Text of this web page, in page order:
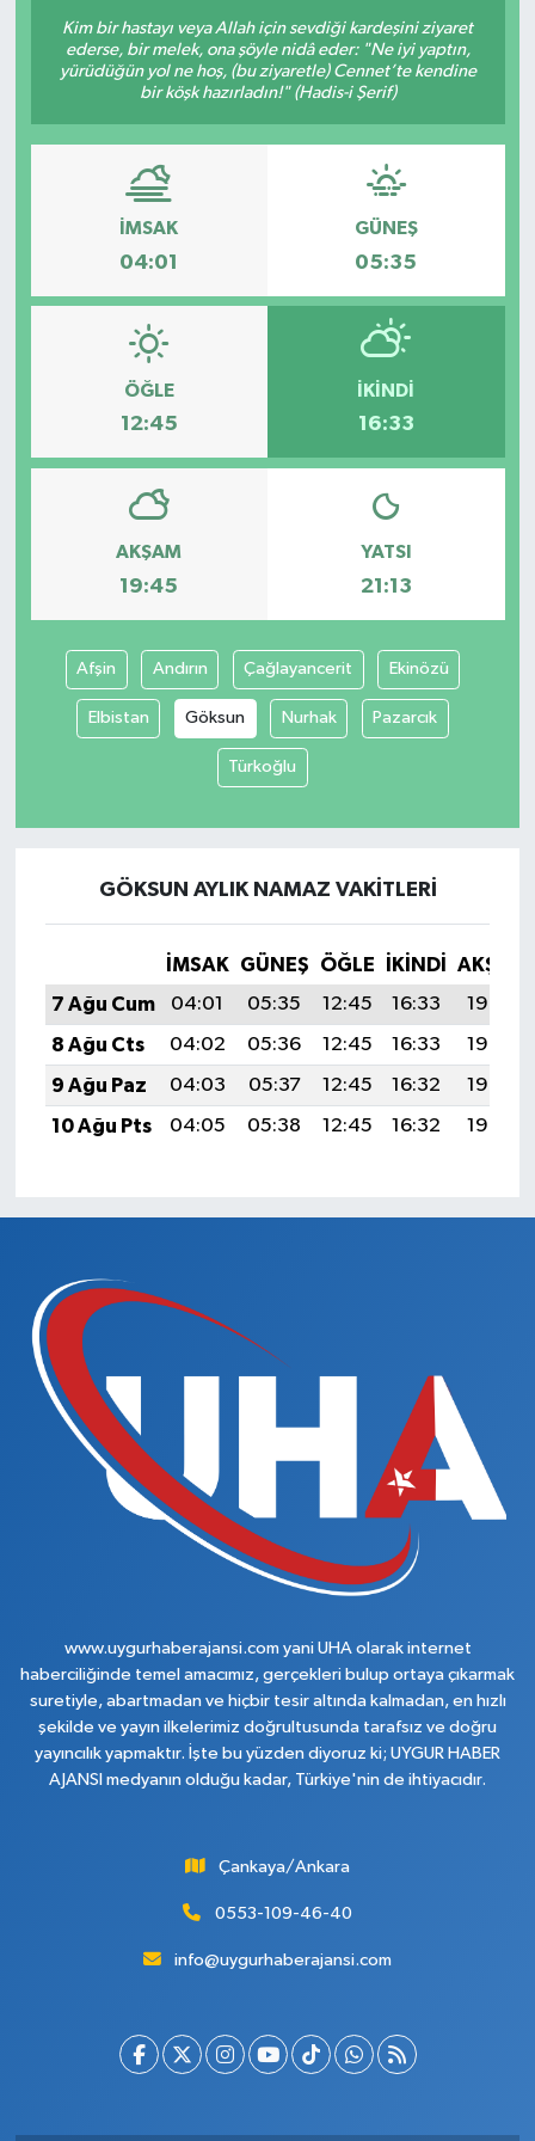
Kim bir hastayı veya Allah için sevdiği kardeşini ziyaret
ederse, bir melek, ona şöyle nidâ eder: "Ne iyi yaptın,
yürüdüğün yol ne hoş, (bu ziyaretle) Cennet’te kendine
bir köşk hazırladın!" (Hadis-i Şerif)
İMSAK
04:01
GÜNEŞ
05:35
ÖĞLE
12:45
İKINDI
16:33
AKŞAM
19:45
YATSI
21:13
Afşin Andırın Çağlayancerit Ekinözü
Elbistan Göksun Nurhak Pazarcık
Türkoğlu
GÖKSUN AYLIK NAMAZ VAKITLERI
İMSAK GÜNEŞ ÖĞLE İKINDI
AKŞAM
7 Ağu Cum
04:01 05:35 12:45 16:33
19:45
8 Ağu Cts
04:02 05:36 12:45 16:33
19:44
9 Ağu Paz
04:03 05:37 12:45 16:32
19:43
10 Ağu Pts
04:05 05:38 12:45 16:32 19:42
www.uygurhaberajansi.com yani UHA olarak internet
haberciliğinde temel amacımız, gerçekleri bulup ortaya çıkarmak
suretiyle, abartmadan ve hiçbir tesir altında kalmadan, en hızlı
şekilde ve yayın ilkelerimiz doğrultusunda tarafsız ve doğru
yayıncılık yapmaktır. İşte bu yüzden diyoruz ki; UYGUR HABER
AJANSI medyanın olduğu kadar, Türkiye'nin de ihtiyacıdır.
Çankaya/Ankara
0553-109-46-40
info@uygurhaberajansi.com